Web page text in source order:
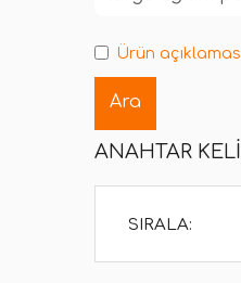
Ürün
ANAHTAR
SIRALA: